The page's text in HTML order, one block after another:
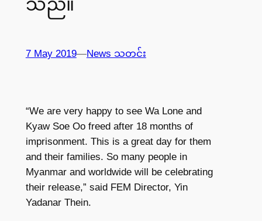
သည်။
7 May 2019—News သတင်း
“We are very happy to see Wa Lone and
Kyaw Soe Oo freed after 18 months of
imprisonment. This is a great day for them
and their families. So many people in
Myanmar and worldwide will be celebrating
their release,” said FEM Director, Yin
Yadanar Thein.